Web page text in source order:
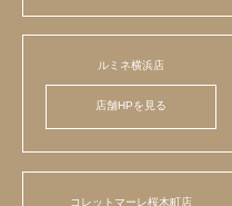
ルミネ横浜店
店舗HPを見る
コレットマーレ桜木町店